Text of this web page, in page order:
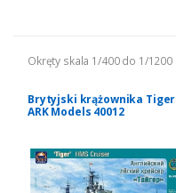
Okręty skala 1/400 do 1/1200
Brytyjski krążownika Tiger
ARK Models 40012